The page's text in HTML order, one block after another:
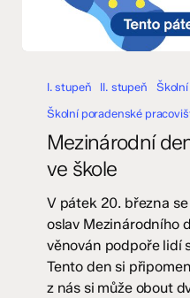
ponožek
I. stupeň II. stupeň
Školní poradenské
Mezinárodní
ve škole
V pátek 20. března
oslav Mezinárodního
věnován podpoře lidí
Tento den si
z nás si může obout